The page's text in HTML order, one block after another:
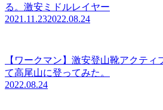
る。激安ミドルレイヤー
2021.11.232022.08.24
【ワークマン】激安登山靴アクティ
て高尾山に登ってみた。
2022.08.24